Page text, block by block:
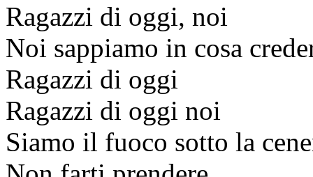
Ragazzi di oggi, noi
Noi sappiamo in cosa
Ragazzi di oggi
Ragazzi di oggi noi
Siamo il fuoco sotto la